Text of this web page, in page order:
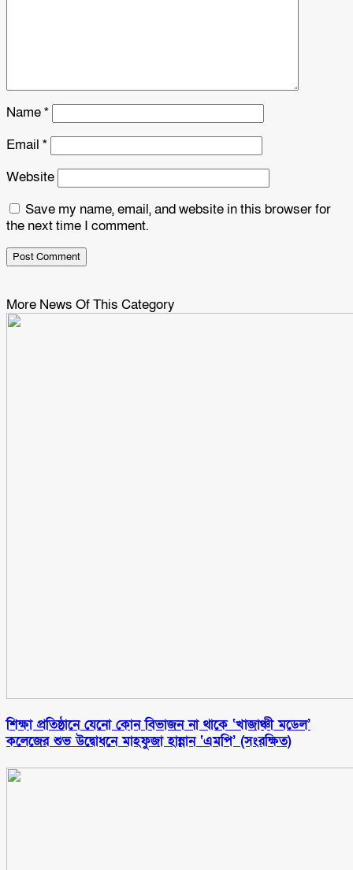
Name*
Email *
Website
Save my name, email, and website in this browser for
the next time I comment.
More News Of This Category
শিক্ষা প্রতিষ্ঠানে যেনো কোন বিভাজন না থাকে ‘খাজাঞ্চী মডেল’
কলেজের শুভ উদ্বোধনে মাহফুজা হান্নান ‘এমপি’ (সংরক্ষিত)